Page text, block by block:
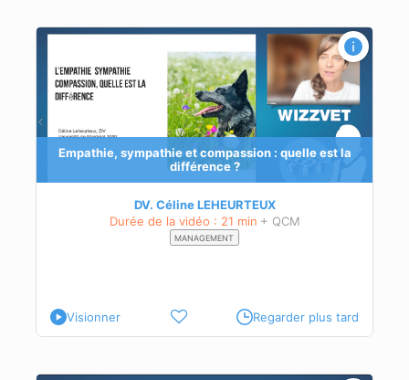
Empathie, sympathie et compassion : quelle est la
différence ?
DV. Céline LEHEURTEUX
Durée de la vidéo : 21 min + QCM
MANAGEMENT
Visionner Regarder plus tard